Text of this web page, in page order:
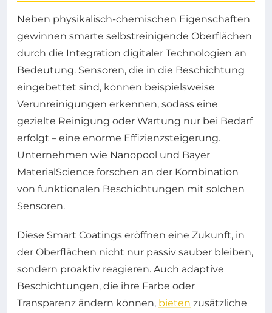
Neben physikalisch-chemischen Eigenschaften
gewinnen smarte selbstreinigende Oberflächen
durch die Integration digitaler Technologien an
Bedeutung. Sensoren, die in die Beschichtung
eingebettet sind, können beispielsweise
Verunreinigungen erkennen, sodass eine
gezielte Reinigung oder Wartung nur bei Bedarf
erfolgt – eine enorme Effizienzsteigerung.
Unternehmen wie Nanopool und Bayer
MaterialScience forschen an der Kombination
von funktionalen Beschichtungen mit solchen
Sensoren.
Diese Smart Coatings eröffnen eine Zukunft, in
der Oberflächen nicht nur passiv sauber bleiben,
sondern proaktiv reagieren. Auch adaptive
Beschichtungen, die ihre Farbe oder
Transparenz ändern können, bieten zusätzliche